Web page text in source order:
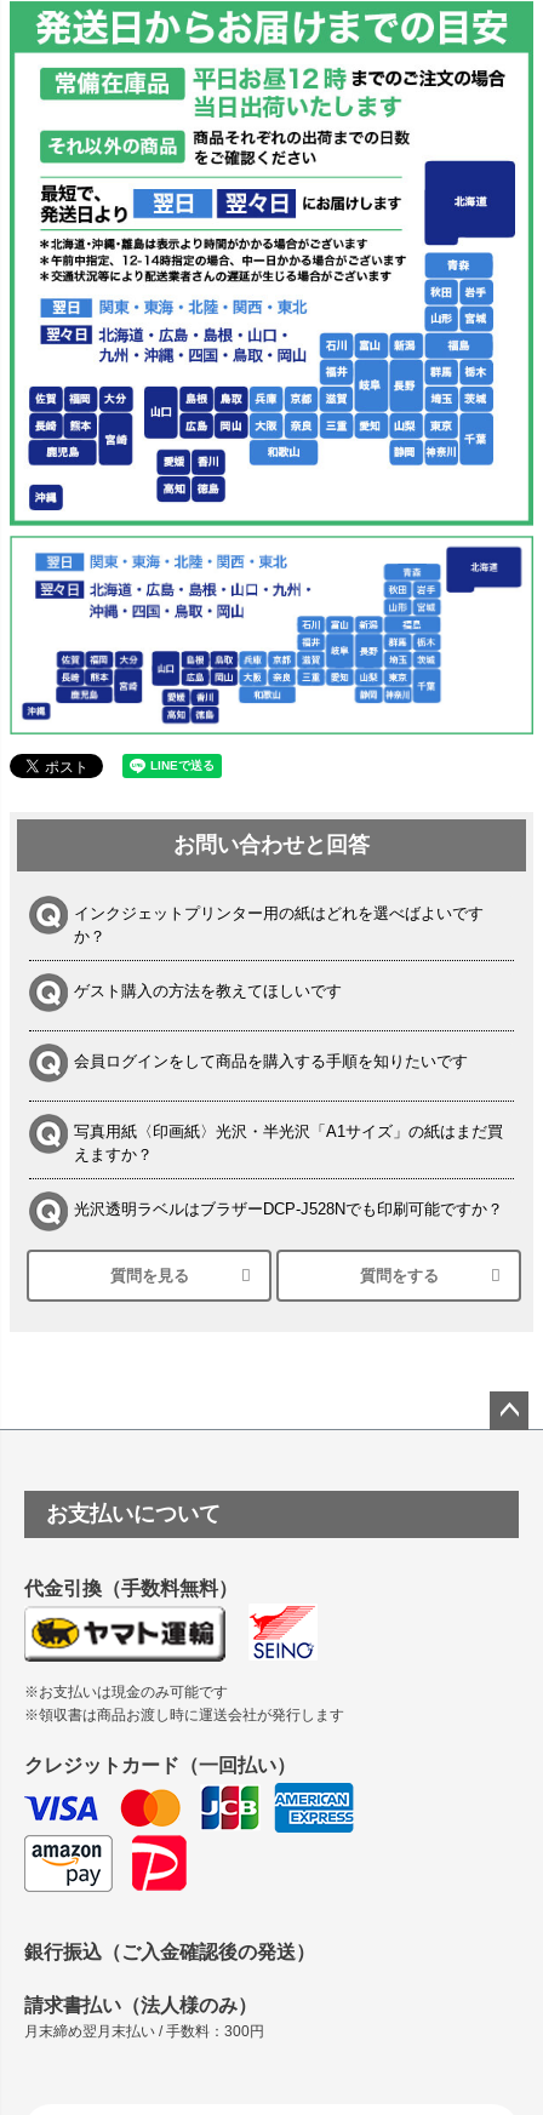
お問い合わせと回答
インクジェットプリンター用の紙はどれを選べばよいです
か？
ゲスト購入の方法を教えてほしいです
会員ログインをして商品を購入する手順を知りたいです
写真用紙〈印画紙〉光沢・半光沢「A1サイズ」の紙はまだ買
えますか？
光沢透明ラベルはブラザーDCP-J528Nでも印刷可能ですか？
シルバーペーパーにEPSON EP-30VAで印刷するときの設定
は？
塩ビのロール紙で離型紙が透明の商品はありますか
つや消し半透明ラベルのロールタイプはありますか？
縦420mm×横650mmの包装紙に適した紙はありますか？
質問を見る 質問をする
ップ
お支払いについて
代金引換（手数料無料）
※お支払いは現金のみ可能です
※領収書は商品お渡し時に運送会社が発行します
クレジットカード（一回払い）
銀行振込（ご入金確認後の発送）
請求書払い（法人様のみ）
月末締め翌月末払い / 手数料：300円